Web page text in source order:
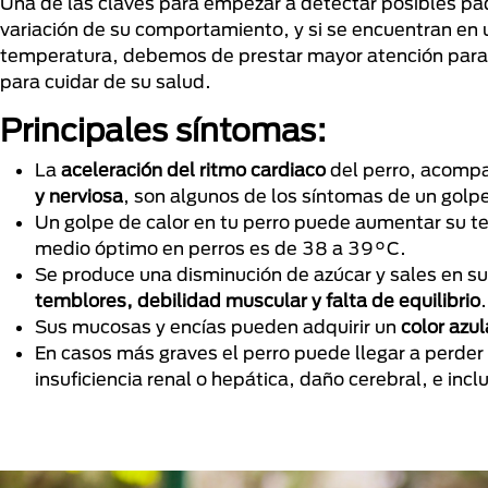
variación de su comportamiento, y si se encuentran
temperatura, debemos de prestar mayor atención
para cuidar de su salud.
Principales síntomas:
La aceleración del ritmo cardiacodel perro,
y nerviosa, son algunos de los síntomas de un
Un golpe de calor en tu perro puede aumentar su
medio óptimo en perros es de 38 a 39°C.
Se produce una disminución de azúcar y sales en
temblores, debilidad muscular y falta de equilibrio
Sus mucosas y encías pueden adquirir un color
En casos más graves el perro puede llegar a
insuficiencia renal o hepática, daño cerebral, e